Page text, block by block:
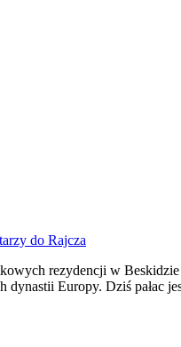
do Rajcza
rezydencji w
Europy. Dziś pałac